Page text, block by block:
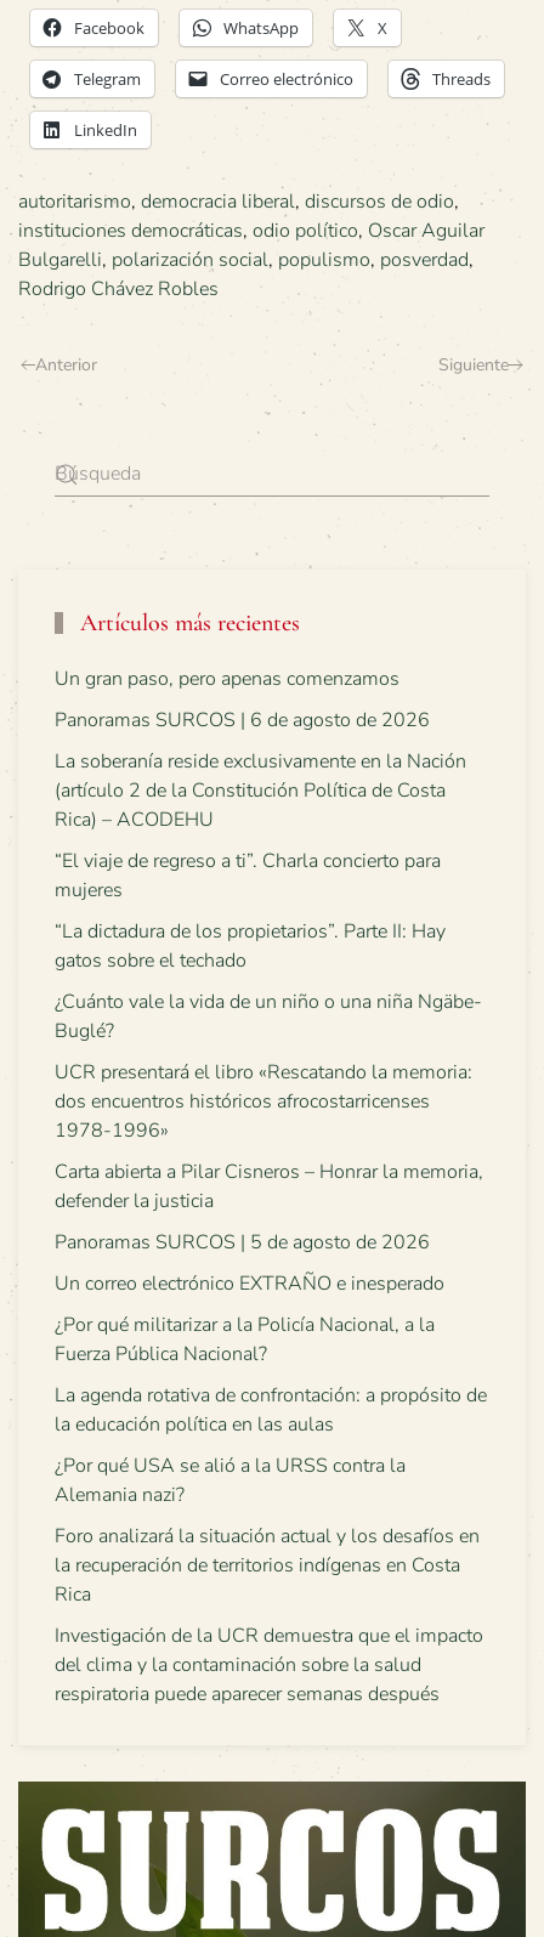
Facebook WhatsApp X
Telegram Correo electrónico Threads
LinkedIn
autoritarismo, democracia liberal, discursos de odio,
instituciones democráticas, odio político, Oscar Aguilar
Bulgarelli, polarización social, populismo, posverdad,
Rodrigo Chávez Robles
Anterior Siguiente
Artículos más recientes
Un gran paso, pero apenas comenzamos
Panoramas SURCOS | 6 de agosto de 2026
La soberanía reside exclusivamente en la Nación
(artículo 2 de la Constitución Política de Costa
Rica) – ACODEHU
“El viaje de regreso a ti”. Charla concierto para
mujeres
“La dictadura de los propietarios”. Parte II: Hay
gatos sobre el techado
¿Cuánto vale la vida de un niño o una niña Ngäbe-
Buglé?
UCR presentará el libro «Rescatando la memoria:
dos encuentros históricos afrocostarricenses
1978-1996»
Carta abierta a Pilar Cisneros – Honrar la memoria,
defender la justicia
Panoramas SURCOS | 5 de agosto de 2026
Un correo electrónico EXTRAÑO e inesperado
¿Por qué militarizar a la Policía Nacional, a la
Fuerza Pública Nacional?
La agenda rotativa de confrontación: a propósito de
la educación política en las aulas
¿Por qué USA se alió a la URSS contra la
Alemania nazi?
Foro analizará la situación actual y los desafíos en
la recuperación de territorios indígenas en Costa
Rica
Investigación de la UCR demuestra que el impacto
del clima y la contaminación sobre la salud
respiratoria puede aparecer semanas después